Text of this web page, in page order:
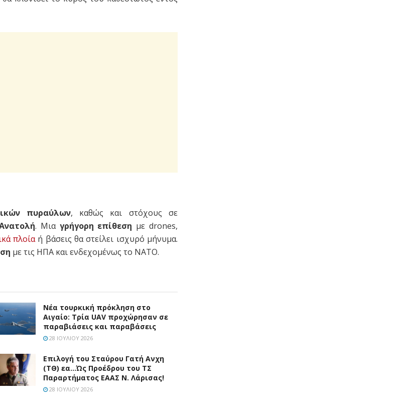
πυραύλων, καθώς και στόχους σε
. Μια γρήγορη επίθεση με drones,
πλοίαή βάσεις θα στείλει ισχυρό μήνυμα.
με τις ΗΠΑ και ενδεχομένως το ΝΑΤΟ.
Νέα τουρκική πρόκληση στο
Αιγαίο: Τρία UAV προχώρησαν σε
παραβιάσεις και παραβάσεις
28 ΙΟΥΛΊΟΥ 2026
Επιλογή του Σταύρου Γατή Ανχη
(ΤΘ) εα…Ώς Προέδρου του ΤΣ
Παραρτήματος ΕΑΑΣ Ν. Λάρισας!
28 ΙΟΥΛΊΟΥ 2026